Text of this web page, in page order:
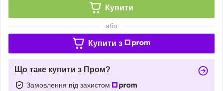
Купити
або
Купити з
Що таке купити з Пром?
Замовлення під захистом